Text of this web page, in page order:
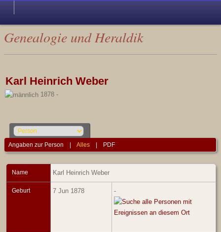
Genealogie und Heraldik
Karl Heinrich Weber
1878 -
Angaben zur Person |Alles PDF
Name Karl Heinrich Weber
Geburt 7 Jun 1878 -